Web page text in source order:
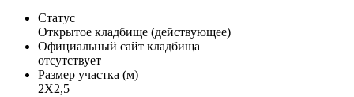
Статус
Открытое кладбище (действующее)
Официальный сайт кладбища
отсутствует
Размер участка (м)
2Х2,5